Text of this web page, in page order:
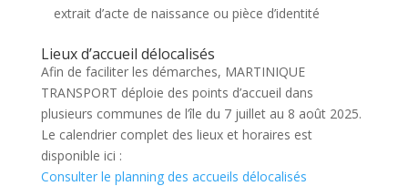
extrait d’acte de naissance ou pièce d’identité
Lieux d’accueil délocalisés
Afin de faciliter les démarches, MARTINIQUE
TRANSPORT déploie des points d’accueil dans
plusieurs communes de l’île du 7 juillet au 8 août 2025.
Le calendrier complet des lieux et horaires est
disponible ici :
Consulter le planning des accueils délocalisés